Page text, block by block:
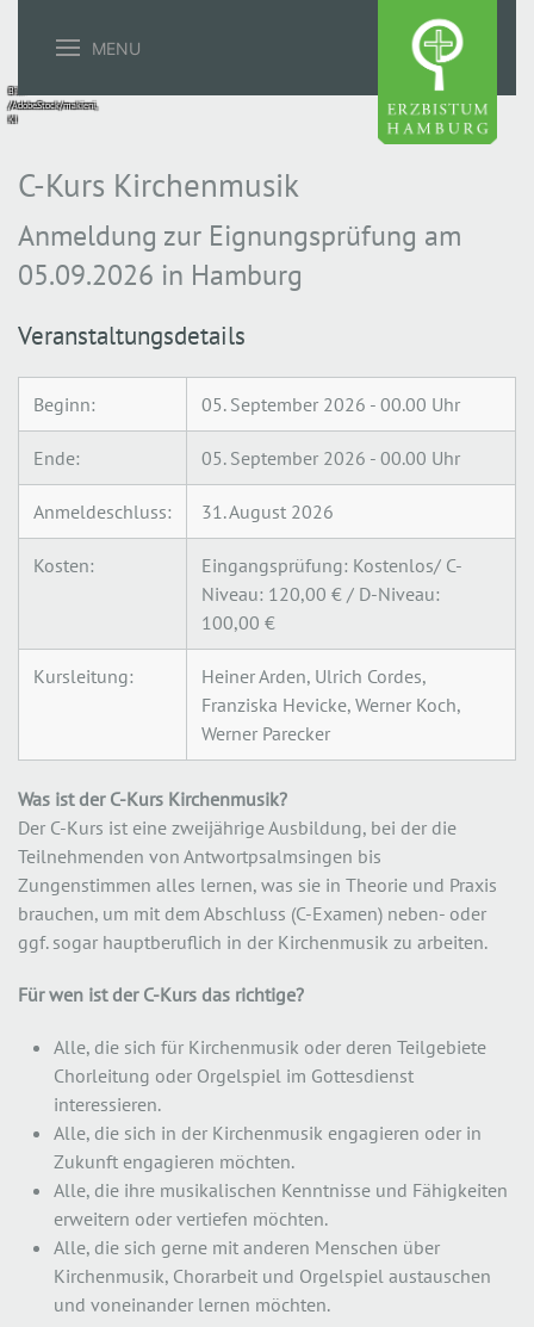
MENU
Bild:
/AdobeStock/makieni,
KI
C-Kurs Kirchenmusik
Anmeldung zur Eignungsprüfung am
05.09.2026 in Hamburg
Veranstaltungsdetails
Beginn: 05. September 2026 - 00.00 Uhr
Ende: 05. September 2026 - 00.00 Uhr
Anmeldeschluss: 31. August 2026
Kosten:
Eingangsprüfung: Kostenlos/ C-
Niveau: 120,00 € / D-Niveau:
100,00 €
Kursleitung:
Heiner Arden, Ulrich Cordes,
Franziska Hevicke, Werner Koch,
Werner Parecker
Was ist der C-Kurs Kirchenmusik?
Der C-Kurs ist eine zweijährige Ausbildung, bei der die
Teilnehmenden von Antwortpsalmsingen bis
Zungenstimmen alles lernen, was sie in Theorie und Praxis
brauchen, um mit dem Abschluss (C-Examen) neben- oder
ggf. sogar hauptberuflich in der Kirchenmusik zu arbeiten.
Für wen ist der C-Kurs das richtige?
Alle, die sich für Kirchenmusik oder deren Teilgebiete
Chorleitung oder Orgelspiel im Gottesdienst
interessieren.
Alle, die sich in der Kirchenmusik engagieren oder in
Zukunft engagieren möchten.
Alle, die ihre musikalischen Kenntnisse und Fähigkeiten
erweitern oder vertiefen möchten.
Alle, die sich gerne mit anderen Menschen über
Kirchenmusik, Chorarbeit und Orgelspiel austauschen
und voneinander lernen möchten.